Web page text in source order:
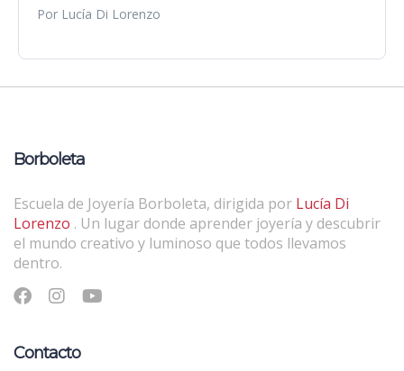
Por Lucía Di Lorenzo
Borboleta
Escuela de Joyería Borboleta, dirigida por Lucía Di
Lorenzo . Un lugar donde aprender joyería y descubrir
el mundo creativo y luminoso que todos llevamos
dentro.
Contacto